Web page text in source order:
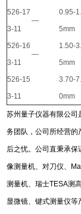
526-17
3-11
—
0.95-
5mm
526-16
3-11
—
1.50-
5mm
526-15
3-11
3.70-
0mm
苏州量子仪器有限公
务团队，公司所经营的
后之忧。公司直秉承
像测量机、对刀仪、
测量机、瑞士TESA测
显微镜、键式测量仪等